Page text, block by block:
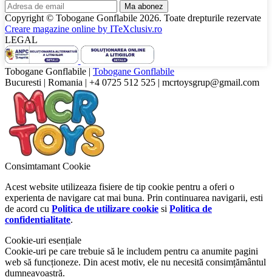
Ma abonez
Copyright © Tobogane Gonflabile 2026. Toate drepturile rezervate
Creare magazine online by ITeXclusiv.ro
LEGAL
Tobogane Gonflabile | Tobogane Gonflabile
Bucuresti | Romania | +4 0725 512 525 | mcrtoysgrup@gmail.com
Consimtamant Cookie
Acest website utilizeaza fisiere de tip cookie pentru a oferi o
experienta de navigare cat mai buna. Prin continuarea navigarii, esti
de acord cu Politica de utilizare cookie si Politica de
confidentialitate.
Cookie-uri esențiale
Cookie-uri pe care trebuie să le includem pentru ca anumite pagini
web să funcționeze. Din acest motiv, ele nu necesită consimțământul
dumneavoastră.